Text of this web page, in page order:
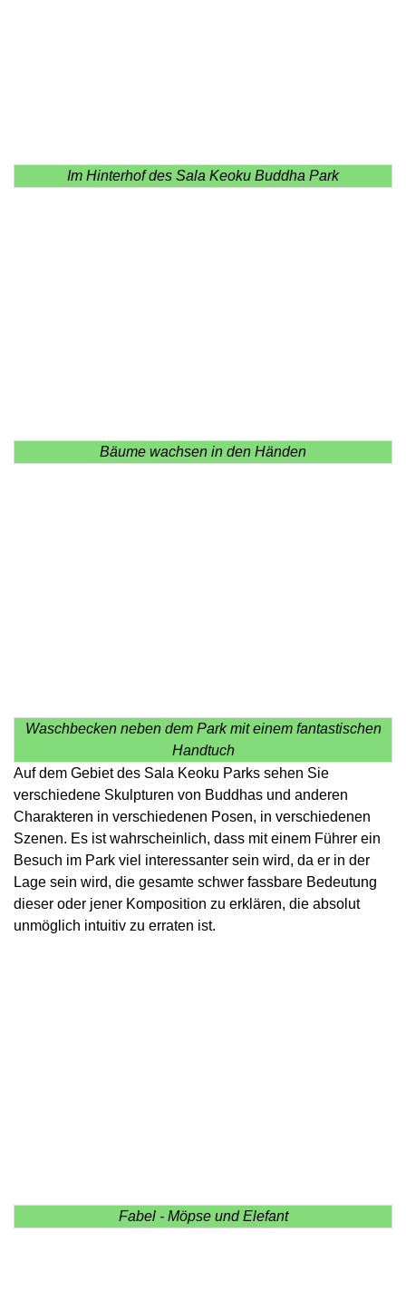
Im Hinterhof des Sala Keoku Buddha Park
Bäume wachsen in den Händen
Waschbecken neben dem Park mit einem fantastischen
Handtuch
Auf dem Gebiet des Sala Keoku Parks sehen Sie
verschiedene Skulpturen von Buddhas und anderen
Charakteren in verschiedenen Posen, in verschiedenen
Szenen. Es ist wahrscheinlich, dass mit einem Führer ein
Besuch im Park viel interessanter sein wird, da er in der
Lage sein wird, die gesamte schwer fassbare Bedeutung
dieser oder jener Komposition zu erklären, die absolut
unmöglich intuitiv zu erraten ist.
Fabel - Möpse und Elefant